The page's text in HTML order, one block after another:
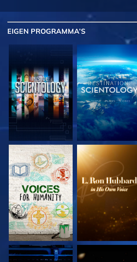
EIGEN PROGRAMMA’S
VERKEN DE SERIE VERKEN DE SERIE